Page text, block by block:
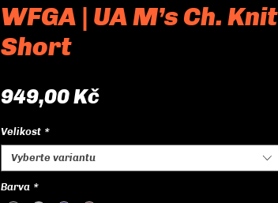
WFGA | UA M’s Ch. Knit
Short
949,00 KčCena
Velikost *
Vyberte variantu
Barva *